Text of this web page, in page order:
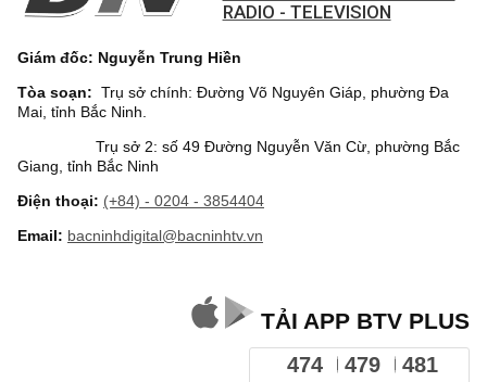
RADIO - TELEVISION
Giám đốc: Nguyễn Trung Hiền
Tòa soạn: Trụ sở chính: Đường Võ Nguyên Giáp, phường Đa
Mai, tỉnh Bắc Ninh.
Trụ sở 2: số 49 Đường Nguyễn Văn Cừ, phường Bắc
Giang, tỉnh Bắc Ninh
Điện thoại: (+84) - 0204 - 3854404
Email: bacninhdigital@bacninhtv.vn
TẢI APP BTV PLUS
474 479 481